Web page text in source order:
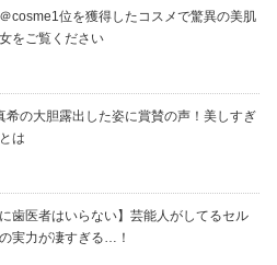
cosme1位を獲得したコスメで驚異の美肌
をご覧ください
希の大胆露出した姿に賞賛の声！美しすぎ
は
歯医者はいらない】芸能人がしてるセル
実力が凄すぎる…！